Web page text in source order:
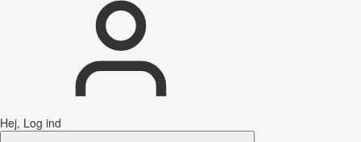
Hej, Log ind